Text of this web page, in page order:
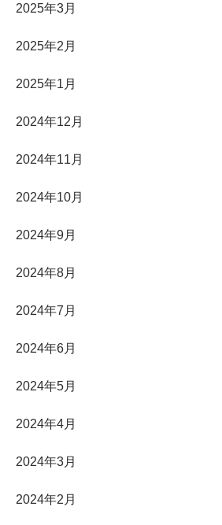
2025年3月
2025年2月
2025年1月
2024年12月
2024年11月
2024年10月
2024年9月
2024年8月
2024年7月
2024年6月
2024年5月
2024年4月
2024年3月
2024年2月